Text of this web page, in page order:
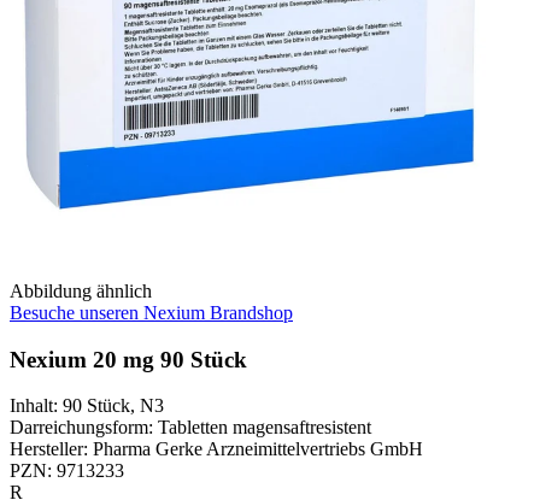
Abbildung ähnlich
Besuche unseren Nexium Brandshop
Nexium 20 mg 90 Stück
Inhalt: 90 Stück, N3
Darreichungsform: Tabletten magensaftresistent
Hersteller: Pharma Gerke Arzneimittelvertriebs GmbH
PZN: 9713233
R